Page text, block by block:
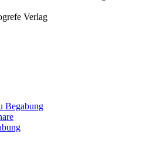
Verlag
Begabung